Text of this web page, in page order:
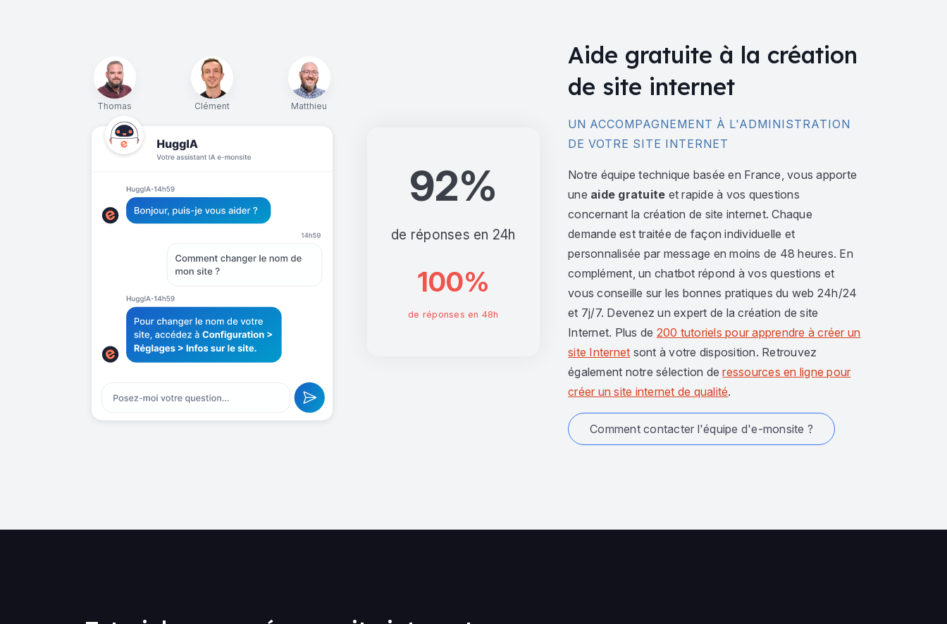
Thomas Clément Matthieu
92%
de réponses en 24h
100%
de réponses en 48h
Aide gratuite à la création
de site internet
UN ACCOMPAGNEMENT À L'ADMINISTRATION
DE VOTRE SITE INTERNET
Notre équipe technique basée en France, vous apporte
une aide gratuite et rapide à vos questions
concernant la création de site internet. Chaque
demande est traitée de façon individuelle et
personnalisée par message en moins de 48 heures. En
complément, un chatbot répond à vos questions et
vous conseille sur les bonnes pratiques du web 24h/24
et 7j/7. Devenez un expert de la création de site
Internet. Plus de 200 tutoriels pour apprendre à créer un
site Internet sont à votre disposition. Retrouvez
également notre sélection deressources en ligne pour
créer un site internet de qualité.
Comment contacter l'équipe d'e-monsite ?